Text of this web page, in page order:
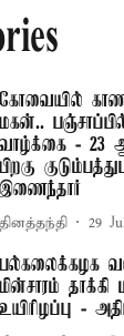
கோவையில்
மகன்..
வாழ்க்கை - 23
பிறகு
இணைந்தார்
தினத்தந்தி 29
பல்கலைக்கழக
மின்சாரம் தாக்கி
உயிரிழப்பு -